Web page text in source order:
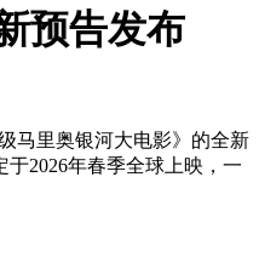
预告发布
马里奥银河大电影》的全新
于2026年春季全球上映，一